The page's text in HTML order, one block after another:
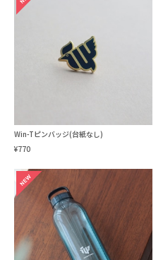
Win-Tピンバッジ(台紙なし)
¥770